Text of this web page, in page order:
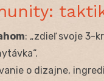
: „zdieľ svoje 3-
o dizajne,